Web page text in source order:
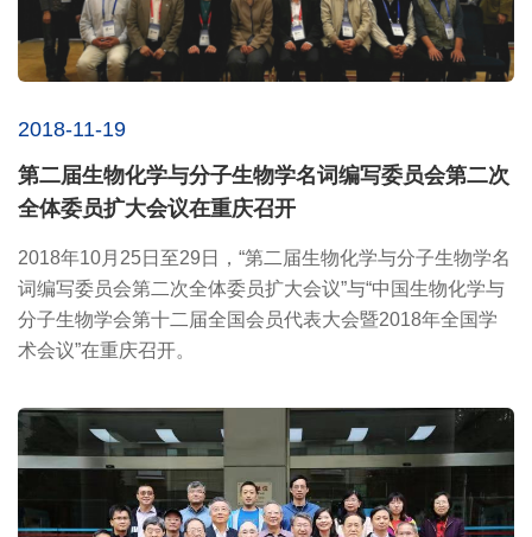
2018-11-19
第二届生物化学与分子生物学名词编写委员会第二次
全体委员扩大会议在重庆召开
2018年10月25日至29日，“第二届生物化学与分子生物学名
词编写委员会第二次全体委员扩大会议”与“中国生物化学与
分子生物学会第十二届全国会员代表大会暨2018年全国学
术会议”在重庆召开。